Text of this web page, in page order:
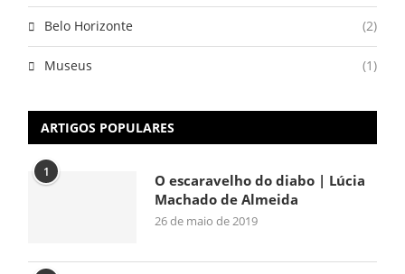
Belo Horizonte (2)
Museus (1)
ARTIGOS POPULARES
1
O escaravelho do diabo | Lúcia
Machado de Almeida
26 de maio de 2019